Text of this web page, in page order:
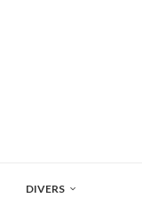
DIVERS